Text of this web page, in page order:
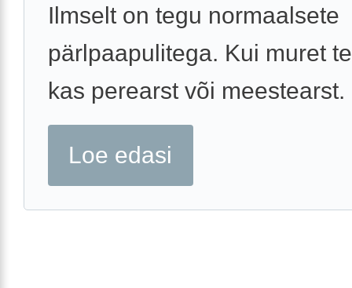
Ilmselt on tegu normaalsete
pärlpaapulitega. Kui muret
kas perearst või meestearst.
Loe edasi